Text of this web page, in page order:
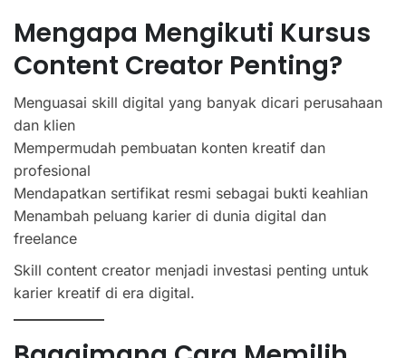
Mengapa Mengikuti Kursus
Content Creator Penting?
Menguasai skill digital yang banyak dicari perusahaan
dan klien
Mempermudah pembuatan konten kreatif dan
profesional
Mendapatkan sertifikat resmi sebagai bukti keahlian
Menambah peluang karier di dunia digital dan
freelance
Skill content creator menjadi investasi penting untuk
karier kreatif di era digital.